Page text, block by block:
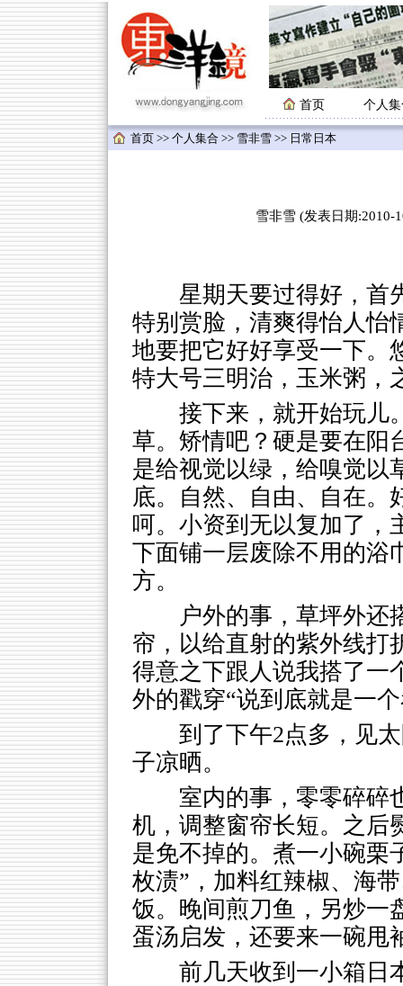
首页 个人
首页 >> 个人集合 >> 雪非雪 >> 日常日本
雪非雪 (发表日期:2010-
星期天要过得好，首
特别赏脸，清爽得怡人怡
地要把它好好享受一下。
特大号三明治，玉米粥，
接下来，就开始玩儿
草。矫情吧？硬是要在阳
是给视觉以绿，给嗅觉以
底。自然、自由、自在。
呵。小资到无以复加了，
下面铺一层废除不用的浴
方。
户外的事，草坪外还
帘，以给直射的紫外线打
得意之下跟人说我搭了一
外的戳穿“说到底就是一
到了下午2点多，见
子凉晒。
室内的事，零零碎碎
机，调整窗帘长短。之后
是免不掉的。煮一小碗栗
枚渍”，加料红辣椒、海
饭。晚间煎刀鱼，另炒一
蛋汤启发，还要来一碗甩
前几天收到一小箱日